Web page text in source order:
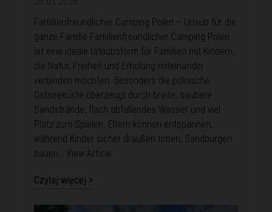
Familienfreundlicher Camping Polen – Urlaub für die
ganze Familie Familienfreundlicher Camping Polen
ist eine ideale Urlaubsform für Familien mit Kindern,
die Natur, Freiheit und Erholung miteinander
verbinden möchten. Besonders die polnische
Ostseeküste überzeugt durch breite, saubere
Sandstrände, flach abfallendes Wasser und viel
Platz zum Spielen. Eltern können entspannen,
während Kinder sicher draußen toben, Sandburgen
bauen… View Article
Czytaj więcej >